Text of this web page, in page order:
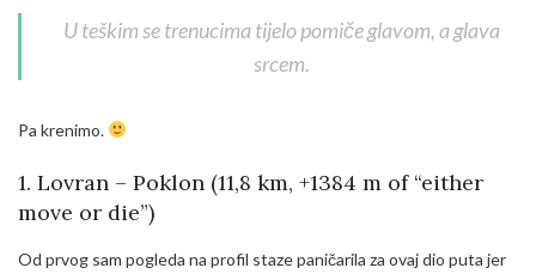
U teškim se trenucima tijelo pomiče glavom, a glava
srcem.
Pa krenimo.
1. Lovran – Poklon (11,8 km, +1384 m of “either
move or die”)
Od prvog sam pogleda na profil staze paničarila za ovaj dio puta jer